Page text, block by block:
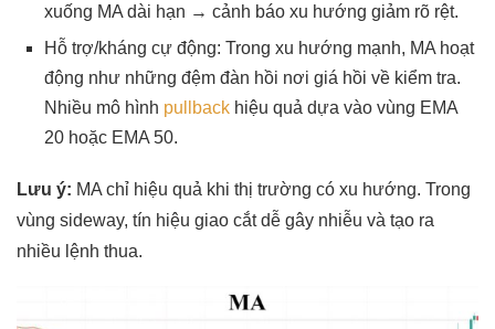
xuống MA dài hạn → cảnh báo xu hướng giảm rõ rệt.
Hỗ trợ/kháng cự động: Trong xu hướng mạnh, MA hoạt
động như những đệm đàn hồi nơi giá hồi về kiểm tra.
Nhiều mô hình pullback hiệu quả dựa vào vùng EMA
20 hoặc EMA 50.
Lưu ý: MA chỉ hiệu quả khi thị trường có xu hướng. Trong
vùng sideway, tín hiệu giao cắt dễ gây nhiễu và tạo ra
nhiều lệnh thua.